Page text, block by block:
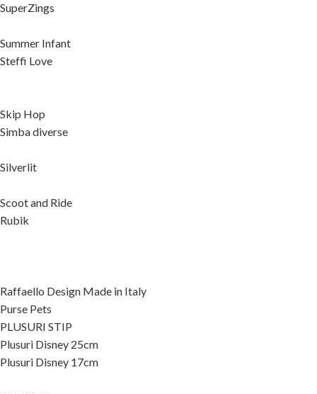
SuperZings
Summer Infant
Steffi Love
Skip Hop
Simba diverse
Silverlit
Scoot and Ride
Rubik
Raffaello Design Made in Italy
Purse Pets
PLUSURI STIP
Plusuri Disney 25cm
Plusuri Disney 17cm